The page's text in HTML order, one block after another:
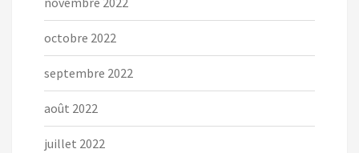
octobre 2022
septembre 2022
août 2022
juillet 2022